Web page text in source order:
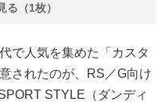
る（1枚）
で人気を集めた「カスタ
されたのが、RS／G向け
STYLE（ダンディ